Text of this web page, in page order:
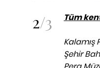
2/3 Tüm
Kalamış
Şehir